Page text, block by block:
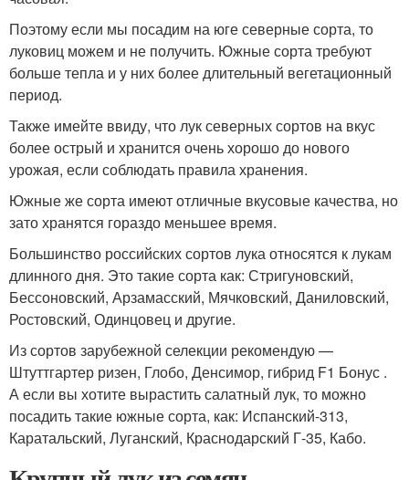
Поэтому если мы посадим на юге северные сорта, то
луковиц можем и не получить. Южные сорта требуют
больше тепла и у них более длительный вегетационный
период.
Также имейте ввиду, что лук северных сортов на вкус
более острый и хранится очень хорошо до нового
урожая, если соблюдать правила хранения.
Южные же сорта имеют отличные вкусовые качества, но
зато хранятся гораздо меньшее время.
Большинство российских сортов лука относятся к лукам
длинного дня. Это такие сорта как: Стригуновский,
Бессоновский, Арзамасский, Мячковский, Даниловский,
Ростовский, Одинцовец и другие.
Из сортов зарубежной селекции рекомендую —
Штуттгартер ризен, Глобо, Денсимор, гибрид F1 Бонус .
А если вы хотите вырастить салатный лук, то можно
посадить такие южные сорта, как: Испанский-313,
Каратальский, Луганский, Краснодарский Г-35, Кабо.